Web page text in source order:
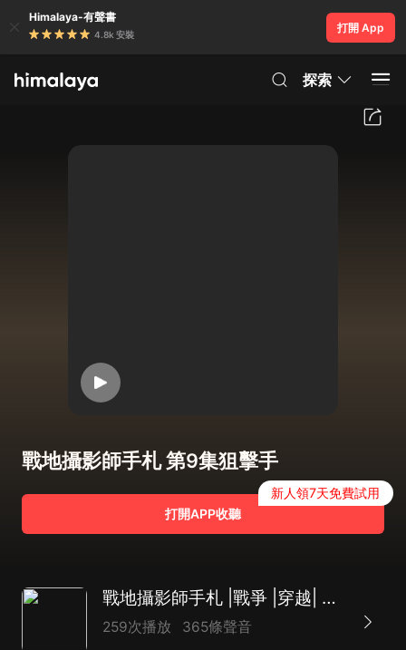
Himalaya-有聲書
4.8k 安裝
打開 App
探索
戰地攝影師手札 第9集狙擊手
打開APP收聽
新人領7天免費試用
戰地攝影師手札 |戰爭 |穿越| 詼諧| 幽默 | 老邱講故事 | 多人有聲劇
259次播放 365條聲音